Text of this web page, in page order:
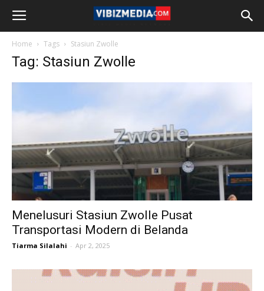
Home Tags Stasiun Zwolle
Tag: Stasiun Zwolle
Menelusuri Stasiun Zwolle Pusat
Transportasi Modern di Belanda
Tiarma Silalahi - Apr 2, 2025